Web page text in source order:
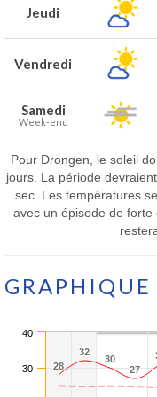
Jeudi
Vendredi
Samedi
Week-end
Pour Drongen, le soleil
jours. La période
sec. Les températures
avec un épisode de forte
28
28
32
32
30
30
27
27
30
40